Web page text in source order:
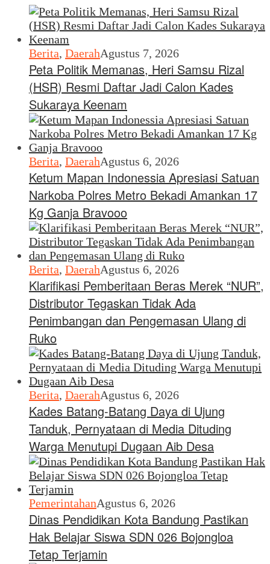
Berita, DaerahAgustus 7, 2026
Peta Politik Memanas, Heri Samsu Rizal
(HSR) Resmi Daftar Jadi Calon Kades
Sukaraya Keenam
Berita, DaerahAgustus 6, 2026
Ketum Mapan Indonessia Apresiasi Satuan
Narkoba Polres Metro Bekadi Amankan 17
Kg Ganja Bravooo
Berita, DaerahAgustus 6, 2026
Klarifikasi Pemberitaan Beras Merek “NUR”,
Distributor Tegaskan Tidak Ada
Penimbangan dan Pengemasan Ulang di
Ruko
Berita, DaerahAgustus 6, 2026
Kades Batang-Batang Daya di Ujung
Tanduk, Pernyataan di Media Dituding
Warga Menutupi Dugaan Aib Desa
PemerintahanAgustus 6, 2026
Dinas Pendidikan Kota Bandung Pastikan
Hak Belajar Siswa SDN 026 Bojongloa
Tetap Terjamin